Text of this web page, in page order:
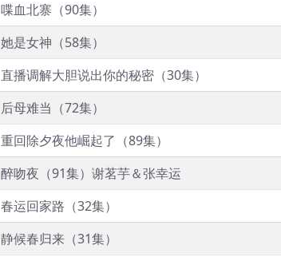
喋血北寨（90集）
她是女神（58集）
直播调解大胆说出你的秘密（30集）
后母难当（72集）
重回除夕夜他崛起了（89集）
醉吻夜（91集）谢茗芋＆张幸运
春运回家路（32集）
静候春归来（31集）